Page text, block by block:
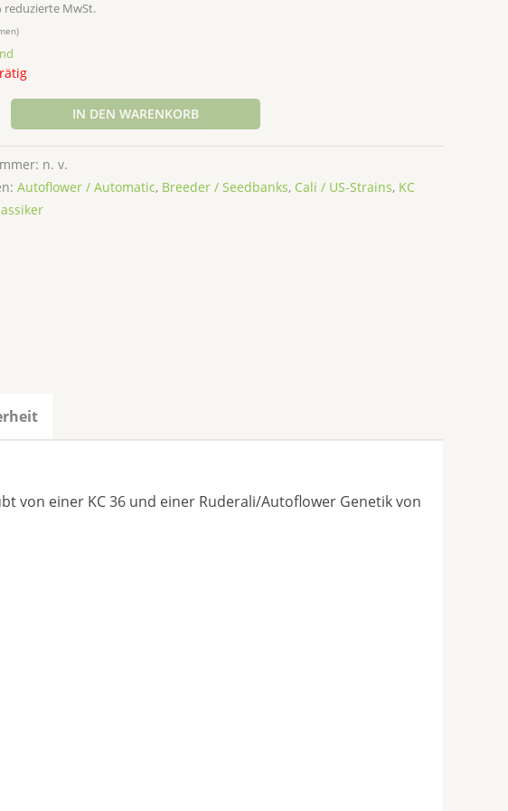
reduzierte MwSt.
IN DEN WARENKORB
n. v.
Autoflower / Automatic, Breeder / Seedbanks, Cali / US-Strains, KC
von einer KC 36 und einer Ruderali/Autoflower Genetik von